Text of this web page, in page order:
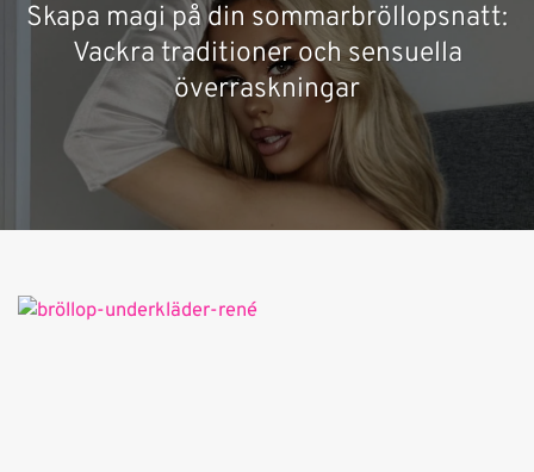
Skapa magi på din sommarbröllopsnatt:
Vackra traditioner och sensuella
överraskningar